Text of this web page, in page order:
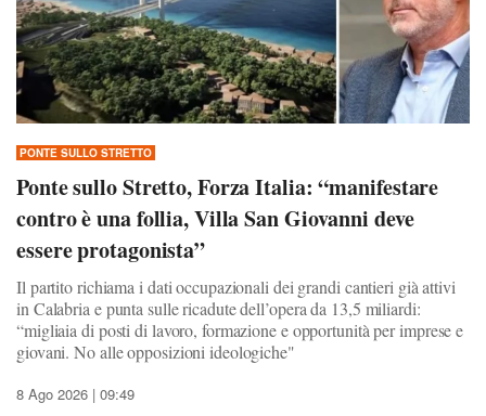
PONTE SULLO STRETTO
Ponte sullo Stretto, Forza Italia: “manifestare
contro è una follia, Villa San Giovanni deve
essere protagonista”
Il partito richiama i dati occupazionali dei grandi cantieri già attivi
in Calabria e punta sulle ricadute dell’opera da 13,5 miliardi:
“migliaia di posti di lavoro, formazione e opportunità per imprese e
giovani. No alle opposizioni ideologiche"
8 Ago 2026 | 09:49